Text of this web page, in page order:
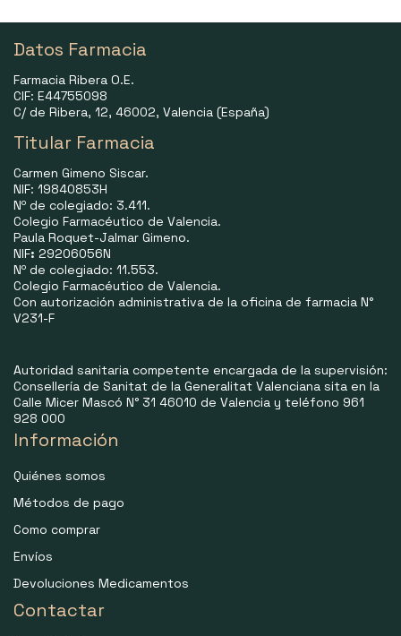
Datos Farmacia
Farmacia Ribera O.E.
CIF: E44755098
C/ de Ribera, 12, 46002, Valencia (España)
Titular Farmacia
Carmen Gimeno Siscar.
NIF: 19840853H
Nº de colegiado: 3.411.
Colegio Farmacéutico de Valencia.
Paula Roquet-Jalmar Gimeno.
NIF: 29206056N
Nº de colegiado: 11.553.
Colegio Farmacéutico de Valencia.
Con autorización administrativa de la oficina de farmacia N°
V231-F
Autoridad sanitaria competente encargada de la supervisión:
Consellería de Sanitat de la Generalitat Valenciana sita en la
Calle Micer Mascó N° 31 46010 de Valencia y teléfono 961
928 000
Información
Quiénes somos
Métodos de pago
Como comprar
Envíos
Devoluciones Medicamentos
Contactar